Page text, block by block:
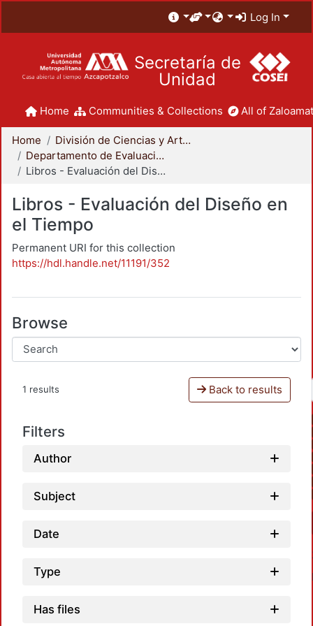
Log In
Secretaría de
Unidad
Home Communities & Collections All of
Home
División de Ciencias y Artes para el Diseño
Departamento de Evaluación del Diseño en el Tiempo
Libros - Evaluación del Diseño en el Tiempo
Libros - Evaluación del Diseño en
el Tiempo
Permanent URI for this collection
https://hdl.handle.net/11191/352
Browse
1 results Back to results
Filters
Author
Subject
Date
Type
Has files